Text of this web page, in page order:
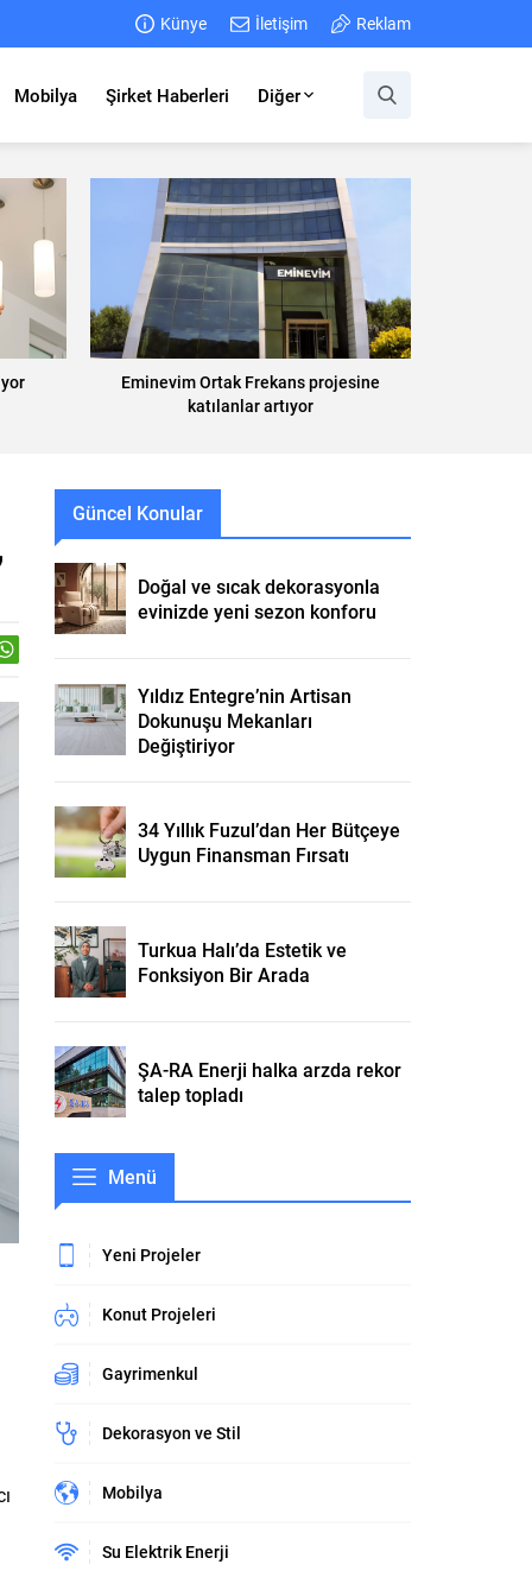
Künye İletişim Reklam
Mobilya Şirket Haberleri Diğer
Eminevim Ortak Frekans projesine
katılanlar artıyor
Güncel Konular
Doğal ve sıcak dekorasyonla
evinizde yeni sezon konforu
Yıldız Entegre’nin Artisan
Dokunuşu Mekanları
Değiştiriyor
34 Yıllık Fuzul’dan Her Bütçeye
Uygun Finansman Fırsatı
Turkua Halı’da Estetik ve
Fonksiyon Bir Arada
ŞA-RA Enerji halka arzda rekor
talep topladı
Menü
Yeni Projeler
Konut Projeleri
Gayrimenkul
Dekorasyon ve Stil
Mobilya
Su Elektrik Enerji